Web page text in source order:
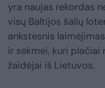
yra naujas rekordas
visų Baltijos šalių
ankstesnis
ir sėkmei, kuri
žaidėjai iš Lietuvos.